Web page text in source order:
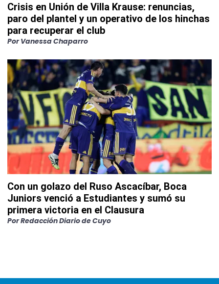
Crisis en Unión de Villa Krause: renuncias,
paro del plantel y un operativo de los hinchas
para recuperar el club
Por Vanessa Chaparro
Con un golazo del Ruso Ascacíbar, Boca
Juniors venció a Estudiantes y sumó su
primera victoria en el Clausura
PorRedacción Diario de Cuyo